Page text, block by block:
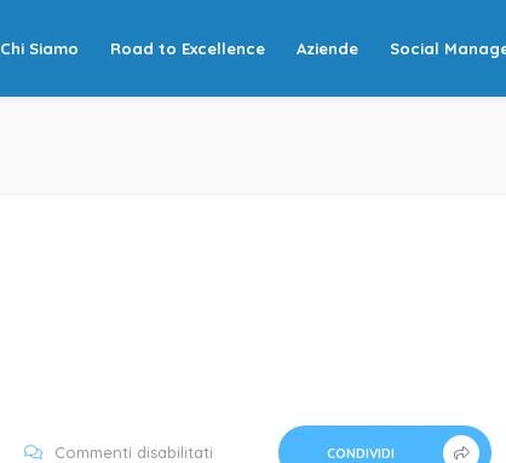
Chi Siamo Road to Excellence Aziende Social
Commenti disabilitati CONDIVIDI